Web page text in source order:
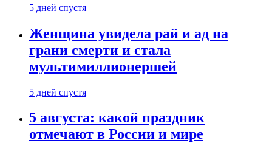
5 дней спустя
Женщина увидела рай и ад на
грани смерти и стала
мультимиллионершей
5 дней спустя
5 августа: какой праздник
отмечают в России и мире